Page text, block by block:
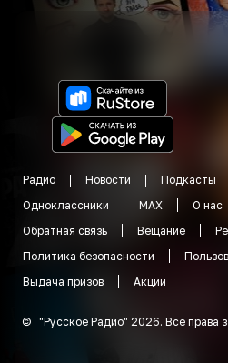
Радио Новости Подкасты
Одноклассники
MAX О нас
Обратная связь
Вещание
Политика безопасности
Выдача призов
Акции
© "Русское Радио" 2026. Все права